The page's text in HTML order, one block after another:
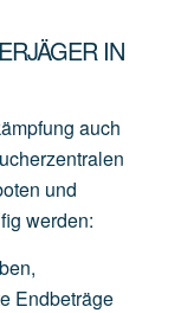
IN
auch
und
werden:
Endbeträge